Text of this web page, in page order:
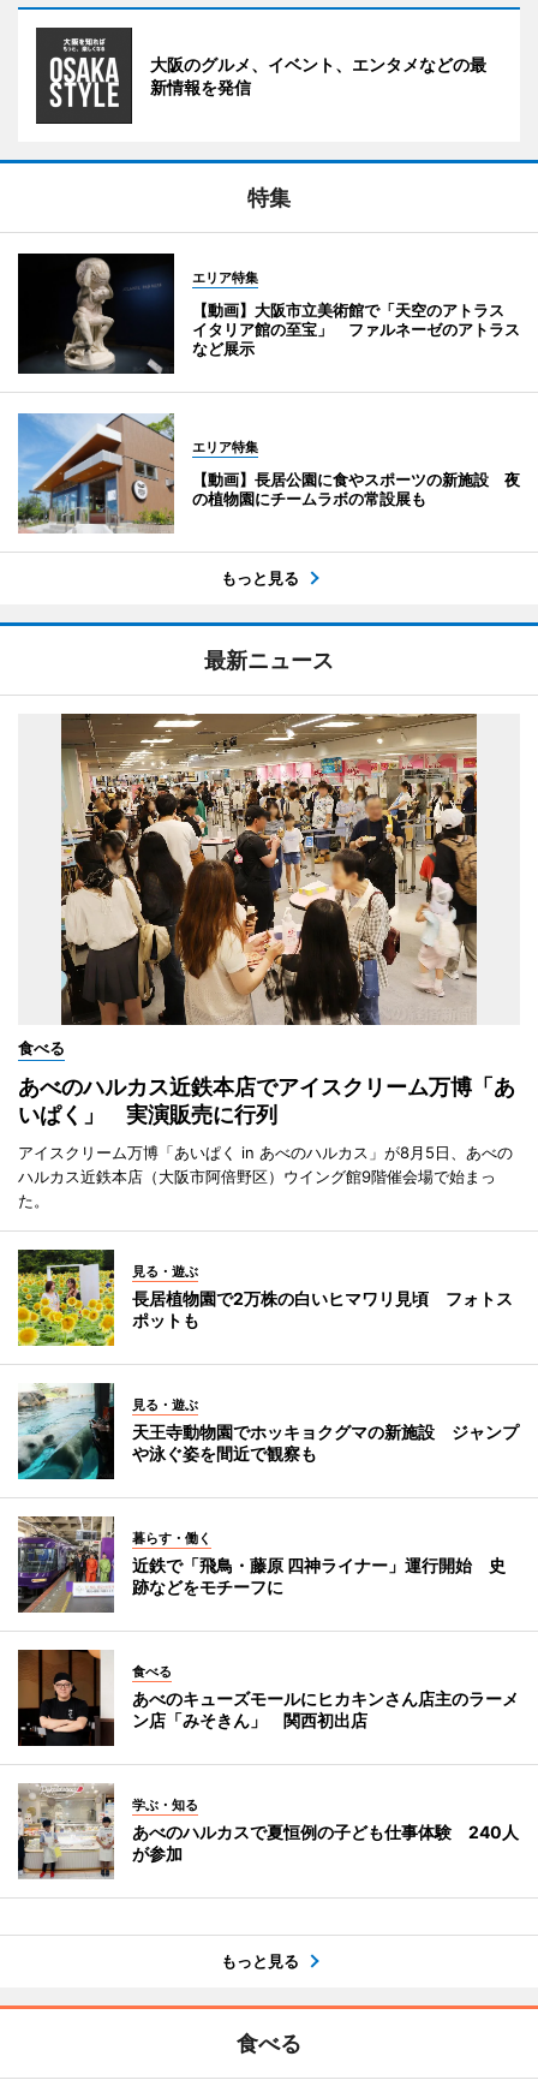
大阪のグルメ、イベント、エンタメなどの最
新情報を発信
特集
エリア特集
【動画】大阪市立美術館で「天空のアトラス
イタリア館の至宝」 ファルネーゼのアトラス
など展示
エリア特集
【動画】長居公園に食やスポーツの新施設 夜
の植物園にチームラボの常設展も
もっと見る
最新ニュース
食べる
あべのハルカス近鉄本店でアイスクリーム万博「あ
いぱく」 実演販売に行列
アイスクリーム万博「あいぱく in あべのハルカス」が8月5日、あべの
ハルカス近鉄本店（大阪市阿倍野区）ウイング館9階催会場で始まっ
た。
見る・遊ぶ
長居植物園で2万株の白いヒマワリ見頃 フォトス
ポットも
見る・遊ぶ
天王寺動物園でホッキョクグマの新施設 ジャンプ
や泳ぐ姿を間近で観察も
暮らす・働く
近鉄で「飛鳥・藤原 四神ライナー」運行開始 史
跡などをモチーフに
食べる
あべのキューズモールにヒカキンさん店主のラーメ
ン店「みそきん」 関西初出店
学ぶ・知る
あべのハルカスで夏恒例の子ども仕事体験 240人
が参加
もっと見る
食べる